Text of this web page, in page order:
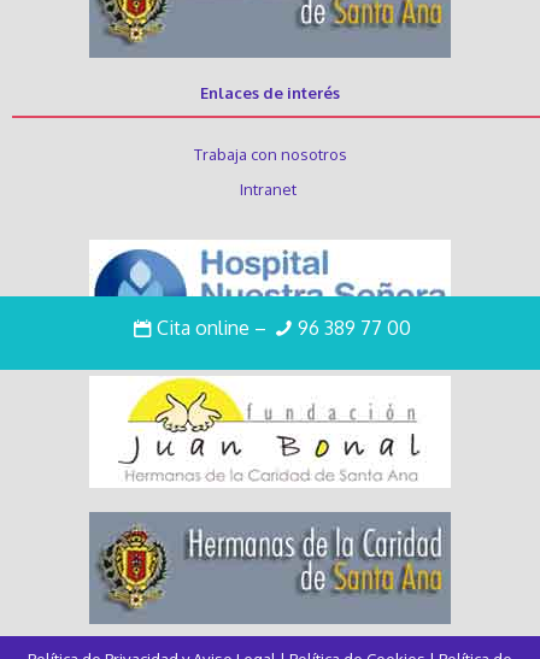
Cita online – 96 389 77 00
Enlaces de interés
Trabaja con nosotros
Intranet